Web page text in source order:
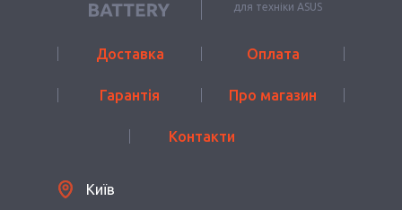
для техніки ASUS
Доставка Оплата
Гарантія Про магазин
Контакти
Київ